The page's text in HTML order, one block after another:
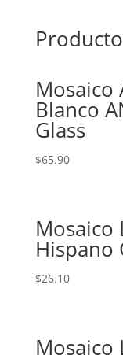
Blanco
Glass
$65.90
Mosaico
Hispano
$26.10
Mosaico